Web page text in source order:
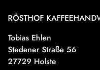
RÖSTHOF
Tobias Ehlen
Stedener Straße 56
27729 Holste